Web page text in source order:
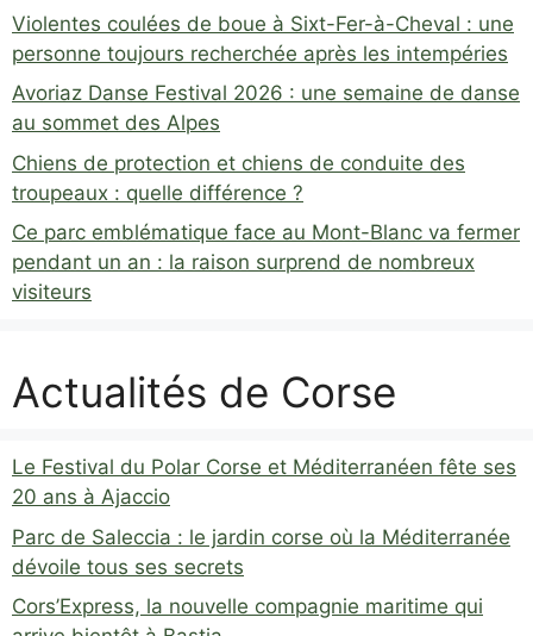
Violentes coulées de boue à Sixt-Fer-à-Cheval : une
personne toujours recherchée après les intempéries
Avoriaz Danse Festival 2026 : une semaine de danse
au sommet des Alpes
Chiens de protection et chiens de conduite des
troupeaux : quelle différence ?
Ce parc emblématique face au Mont-Blanc va fermer
pendant un an : la raison surprend de nombreux
visiteurs
Actualités de Corse
Le Festival du Polar Corse et Méditerranéen fête ses
20 ans à Ajaccio
Parc de Saleccia : le jardin corse où la Méditerranée
dévoile tous ses secrets
Cors’Express, la nouvelle compagnie maritime qui